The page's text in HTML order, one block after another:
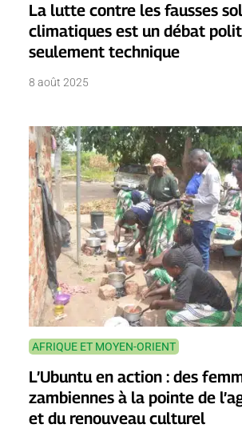
La lutte contre les fausses
climatiques est un débat
seulement technique
8 août 2025
AFRIQUE ET MOYEN-ORIENT
L’Ubuntu en action : des
zambiennes à la pointe de
et du renouveau culturel